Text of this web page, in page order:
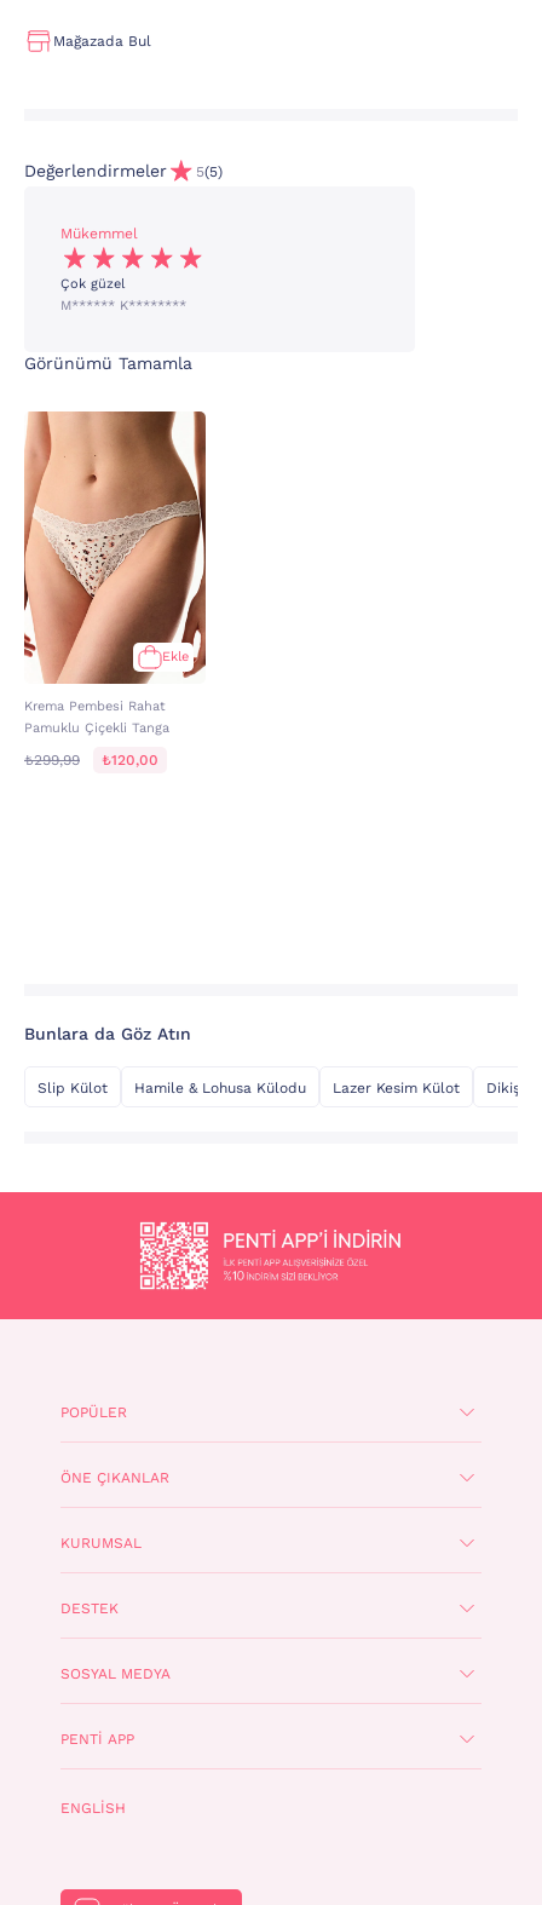
Mağazada Bul
Değerlendirmeler 5(5)
Mükemmel
Çok güzel
M****** K********
Görünümü Tamamla
Ekle
Krema Pembesi Rahat
Pamuklu Çiçekli Tanga
₺299,99 ₺120,00
Bunlara da Göz Atın
Slip Külot Hamile & Lohusa Külodu Lazer Kesim Külot
POPÜLER
ÖNE ÇIKANLAR
KURUMSAL
DESTEK
SOSYAL MEDYA
PENTI APP
ENGLISH